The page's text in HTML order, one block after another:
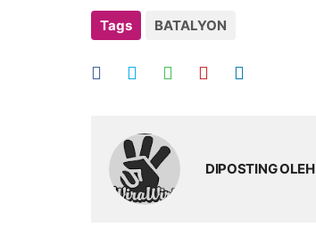
Tags BATALYON
DIPOSTING OLEH